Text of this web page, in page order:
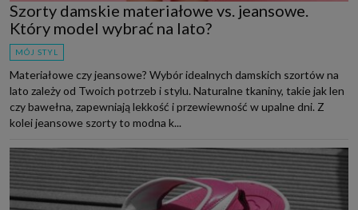
Szorty damskie materiałowe vs. jeansowe.
Który model wybrać na lato?
MÓJ STYL
Materiałowe czy jeansowe? Wybór idealnych damskich szortów na
lato zależy od Twoich potrzeb i stylu. Naturalne tkaniny, takie jak len
czy bawełna, zapewniają lekkość i przewiewność w upalne dni. Z
kolei jeansowe szorty to modna k...